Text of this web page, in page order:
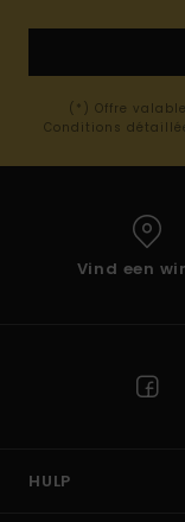
(*) Offre
Conditions
Vind een
HULP